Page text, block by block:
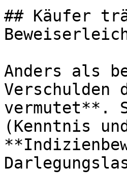
## Käufer
Anders als
vermutet**.
(Kenntnis